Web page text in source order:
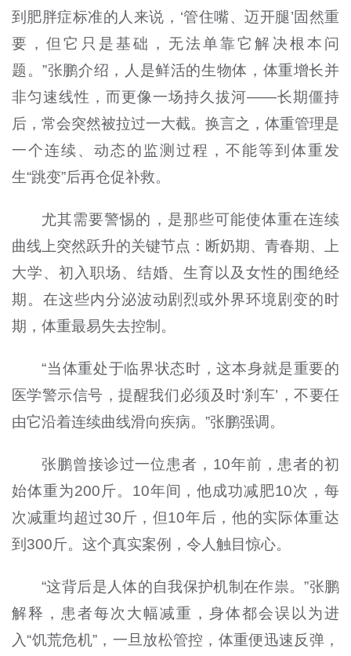
到肥胖症标准的人来说，‘管住嘴、迈开腿’固然重
要，但它只是基础，无法单靠它解决根本问
题。”张鹏介绍，人是鲜活的生物体，体重增长并
非匀速线性，而更像一场持久拔河——长期僵持
后，常会突然被拉过一大截。换言之，体重管理是
一个连续、动态的监测过程，不能等到体重发
生“跳变”后再仓促补救。
尤其需要警惕的，是那些可能使体重在连续
曲线上突然跃升的关键节点：断奶期、青春期、上
大学、初入职场、结婚、生育以及女性的围绝经
期。在这些内分泌波动剧烈或外界环境剧变的时
期，体重最易失去控制。
“当体重处于临界状态时，这本身就是重要的
医学警示信号，提醒我们必须及时‘刹车’，不要任
由它沿着连续曲线滑向疾病。”张鹏强调。
张鹏曾接诊过一位患者，10年前，患者的初
始体重为200斤。10年间，他成功减肥10次，每
次减重均超过30斤，但10年后，他的实际体重达
到300斤。这个真实案例，令人触目惊心。
“这背后是人体的自我保护机制在作祟。”张鹏
解释，患者每次大幅减重，身体都会误以为进
入“饥荒危机”，一旦放松管控，体重便迅速反弹，